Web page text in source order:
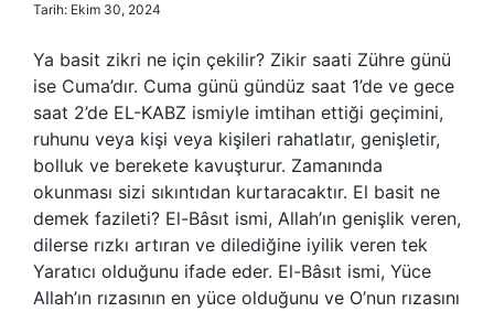
Tarih: Ekim 30, 2024
Ya basit zikri ne için çekilir? Zikir saati Zühre günü
ise Cuma’dır. Cuma günü gündüz saat 1’de ve gece
saat 2’de EL-KABZ ismiyle imtihan ettiği geçimini,
ruhunu veya kişi veya kişileri rahatlatır, genişletir,
bolluk ve berekete kavuşturur. Zamanında
okunması sizi sıkıntıdan kurtaracaktır. El basit ne
demek fazileti? El-Bâsıt ismi, Allah’ın genişlik veren,
dilerse rızkı artıran ve dilediğine iyilik veren tek
Yaratıcı olduğunu ifade eder. El-Bâsıt ismi, Yüce
Allah’ın rızasının en yüce olduğunu ve O’nun rızasını